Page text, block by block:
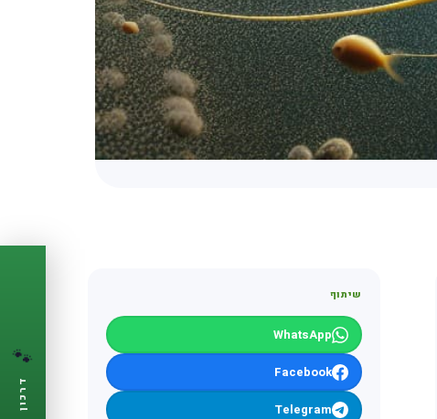
שיתוף
WhatsApp
Facebook
Telegram
🐾
דרכון
🐾
לחיית המחמד שלך
🩺תזכורות ביקורת